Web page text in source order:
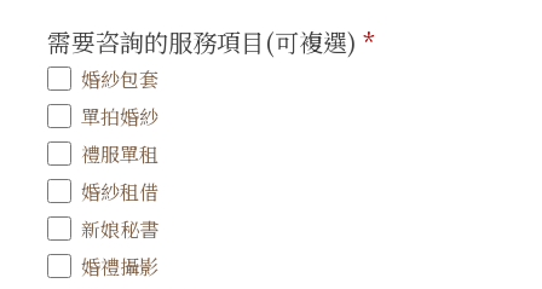
需要咨詢的服務項目(可複選)*
婚紗包套
單拍婚紗
禮服單租
婚紗租借
新娘秘書
婚禮攝影